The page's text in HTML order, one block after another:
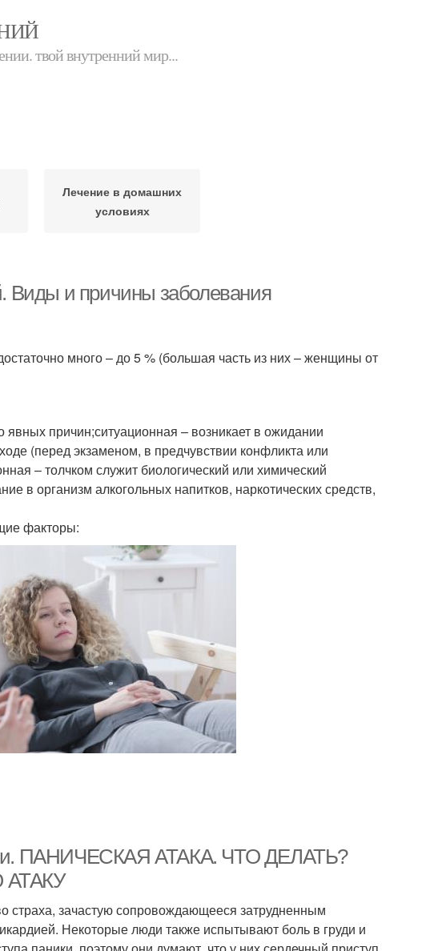
твой внутренний мир...
Лечение в домашних
условиях
Виды и причины заболевания
много – до 5 % (большая часть из них – женщины от
явных причин;ситуационная – возникает в ожидании
(перед экзаменом, в предчувствии конфликта или
– толчком служит биологический или химический
в организм алкогольных напитков, наркотических средств,
факторы:
ПАНИЧЕСКАЯ АТАКА. ЧТО ДЕЛАТЬ?
страха, зачастую сопровождающееся затрудненным
Некоторые люди также испытывают боль в груди и